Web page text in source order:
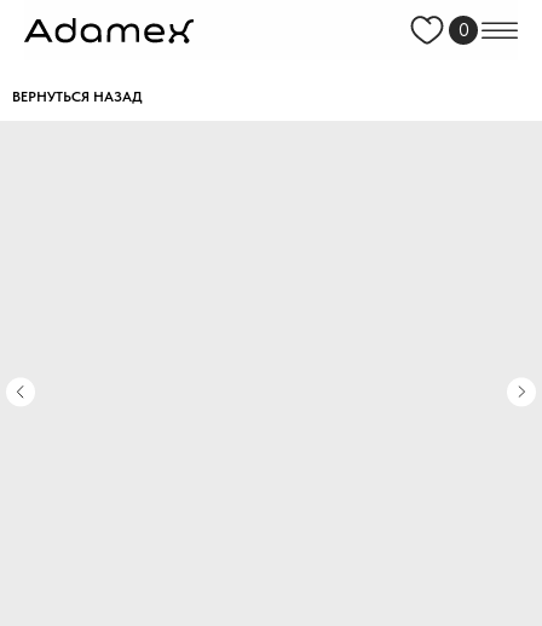
0
ВЕРНУТЬСЯ НАЗАД